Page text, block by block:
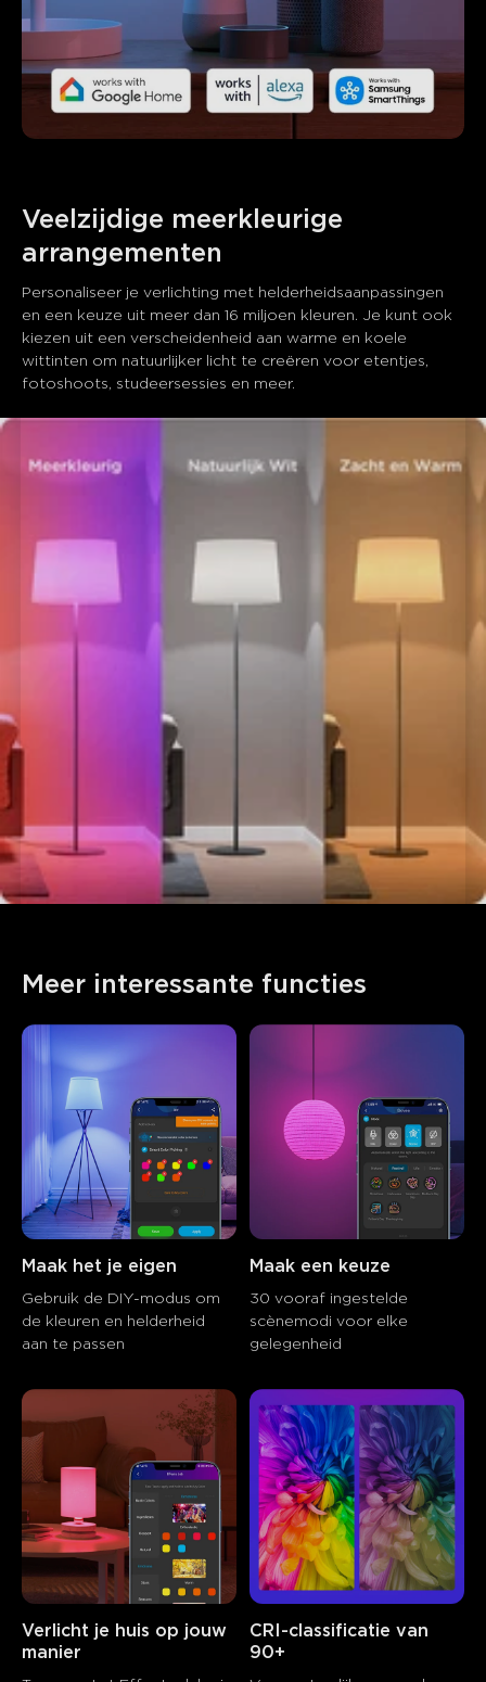
Veelzijdige meerkleurige
arrangementen
Personaliseer je verlichting met helderheidsaanpassingen
en een keuze uit meer dan 16 miljoen kleuren. Je kunt ook
kiezen uit een verscheidenheid aan warme en koele
wittinten om natuurlijker licht te creëren voor etentjes,
fotoshoots, studeersessies en meer.
Meer interessante functies
Maak het je eigen
Gebruik de DIY-modus om
de kleuren en helderheid
aan te passen
Maak een keuze
30 vooraf ingestelde
scènemodi voor elke
gelegenheid
Verlicht je huis op jouw
manier
CRI-classificatie van
90+